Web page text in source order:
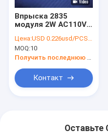
Впрыска 2835
модуля 2W AC110V
привела модуль для
письма канала
Цена:USD 0.226usd/PCS Price negotiable
MOQ:10
Получить последнюю цену
Контакт